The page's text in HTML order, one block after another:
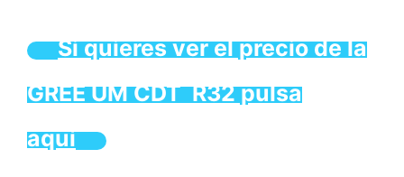
Si quieres ver el precio de la
GREE UM CDT R32 pulsa
aquí